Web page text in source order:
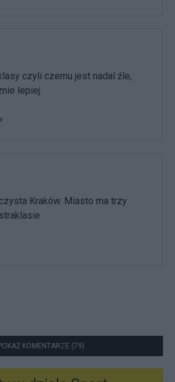
czyli czemu jest nadal źle,
lepiej
Kraków. Miasto ma trzy
KOMENTARZE (79)